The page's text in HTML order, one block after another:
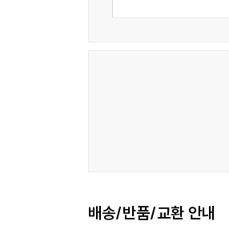
배송/반품/교환 안내